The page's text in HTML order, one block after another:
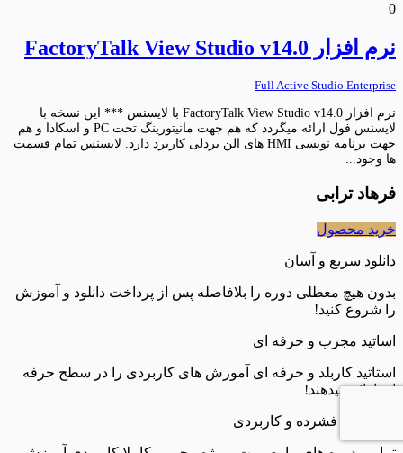
0
نرم افزار FactoryTalk View Studio v14.0
Full Active Studio Enterprise
نرم افزار FactoryTalk View Studio v14.0 با لایسنس *** این نسخه با
لایسنس فول ارائه میگردد که هم جهت مانیتورینگ تحت PC و اسکادا و هم
جهت برنامه نویسی HMI های الن بردلی کاربرد دارد. لایسنس تمام قسمت
ها وجود...
فرهاد ترابی
خرید محصول
دانلود سریع و آسان
بدون هیچ معطلی دوره را بلافاصله پس از پرداخت دانلود و آموزش
را شروع کنید!
اساتید مجرب و حرفه ای
استاتید کاربلد و حرفه ای آموزش های کاربردی را در سطح حرفه
ای ارائه میدهند!
دوره های فشرده و کاربردی